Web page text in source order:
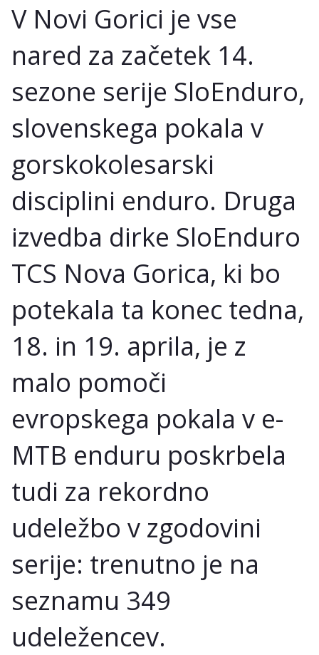
V Novi Gorici je vse
nared za začetek 14.
sezone serije SloEnduro,
slovenskega pokala v
gorskokolesarski
disciplini enduro. Druga
izvedba dirke SloEnduro
TCS Nova Gorica, ki bo
potekala ta konec tedna,
18. in 19. aprila, je z
malo pomoči
evropskega pokala v e-
MTB enduru poskrbela
tudi za rekordno
udeležbo v zgodovini
serije: trenutno je na
seznamu 349
udeležencev.